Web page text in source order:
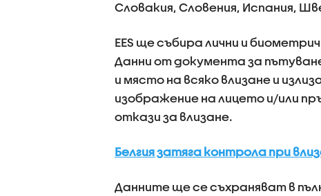
Словакия, Словения, Испания,
EES ще събира лични и
Данни от документа за
и място на всяко влизане и
изображение на лицето и/или
откази за влизане.
Белгия затяга контрола при
Данните ще се съхраняват в